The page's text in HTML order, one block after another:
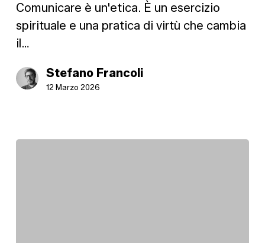
Comunicare è un'etica. È un esercizio
spirituale e una pratica di virtù che cambia
il…
Stefano Francoli
12 Marzo 2026